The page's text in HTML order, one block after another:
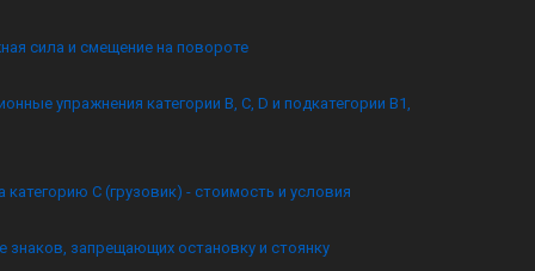
сила и смещение на повороте
упражнения категории B, C, D и подкатегории B1,
категорию C (грузовик) - стоимость и условия
знаков, запрещающих остановку и стоянку